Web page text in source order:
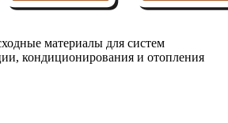
материалы для систем
кондиционирования и отопления